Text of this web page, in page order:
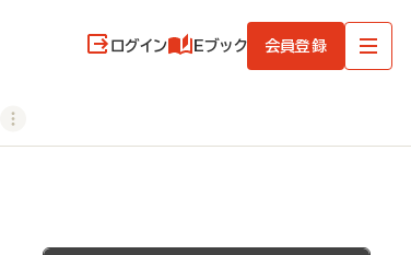
ログイン Eブック 会員登録